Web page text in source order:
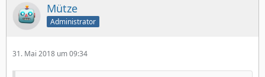
Mütze
Administrator
31. Mai 2018 um 09:34